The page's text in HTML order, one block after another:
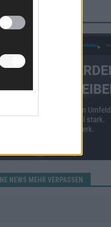
BEI UNS!
NEWS MEHR VERPASSEN